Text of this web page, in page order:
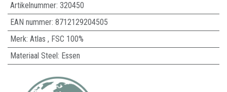
Artikelnummer: 320450
EAN nummer: 8712129204505
Merk: Atlas , FSC 100%
Materiaal Steel: Essen